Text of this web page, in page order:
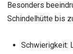
Besonders
Schindelhütte bis
Schwierigkeit: